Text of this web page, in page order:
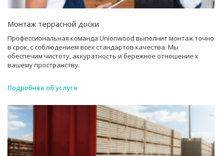
Монтаж террасной доски
Профессиональная команда Unionwood выполнит монтаж точно
в срок, с соблюдением всех стандартов качества. Мы
обеспечим чистоту, аккуратность и бережное отношение к
вашему пространству.
Подробнее об услуге